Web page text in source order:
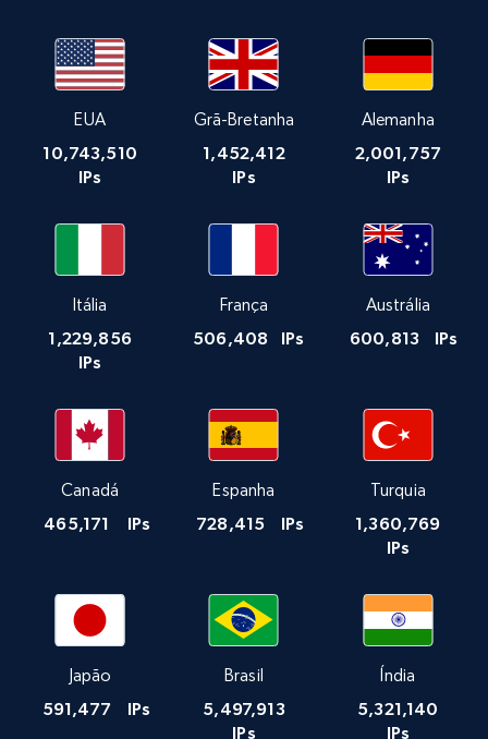
EUA
10,743,510
IPs
Grã-Bretanha
1,452,412
IPs
Alemanha
2,001,757
IPs
Itália
1,229,856
IPs
França
506,408 IPs
Austrália
600,813 IPs
Canadá
465,171 IPs
Espanha
728,415 IPs
Turquia
1,360,769
IPs
Japão
591,477 IPs
Brasil
5,497,913
IPs
Índia
5,321,140
IPs